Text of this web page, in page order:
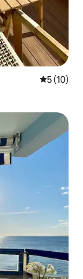
5 (10)